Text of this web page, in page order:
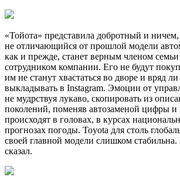
«Тойота» представила добротный и
не отличающийся от прошлой модели
как и прежде, станет верным членом
сотрудником компании. Его не будут
им не станут хвастаться во дворе и вряд
выкладывать в Instagram. Эмоции от
не мудрствуя лукаво, скопировать из
поколений, поменяв автозаменой цифры
происходят в головах, в курсах
прогнозах погоды. Toyota для столь
своей главной модели слишком
сказал.